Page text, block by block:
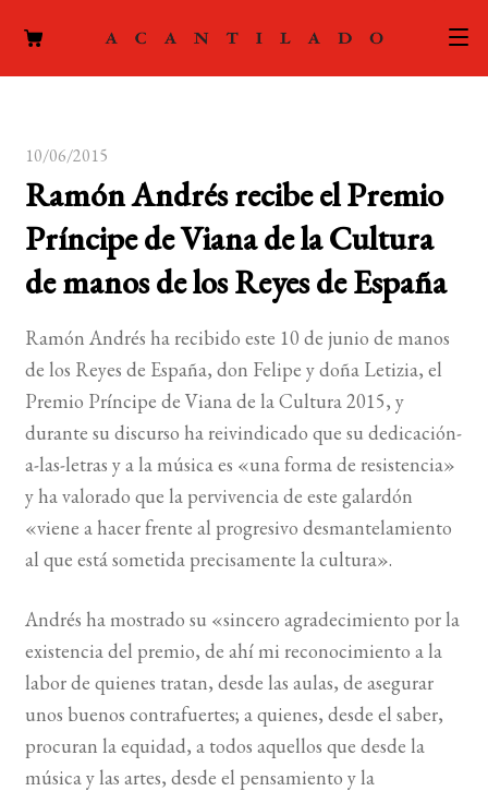
el
ACTUALIDAD
menú
PODCAST
el
hijo
FOREIGN RIGHTS
CONTACTO
MI CUENTA
BUSCAR
10/06/2015
Ramón Andrés recibe el Premio
Príncipe de Viana de la Cultura
de manos de los Reyes de España
Ramón Andrés ha recibido este 10 de junio de manos
de los Reyes de España, don Felipe y doña Letizia, el
Premio Príncipe de Viana de la Cultura 2015, y
durante su discurso ha reivindicado que su dedicación-
a-las-letras y a la música es «una forma de resistencia»
y ha valorado que la pervivencia de este galardón
«viene a hacer frente al progresivo desmantelamiento
al que está sometida precisamente la cultura».
Andrés ha mostrado su «sincero agradecimiento por la
existencia del premio, de ahí mi reconocimiento a la
labor de quienes tratan, desde las aulas, de asegurar
unos buenos contrafuertes; a quienes, desde el saber,
procuran la equidad, a todos aquellos que desde la
música y las artes, desde el pensamiento y la